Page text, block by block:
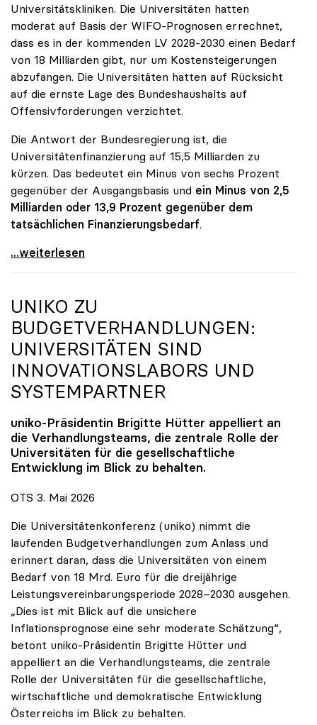
Universitätskliniken. Die Universitäten hatten
moderat auf Basis der WIFO-Prognosen errechnet,
dass es in der kommenden LV 2028-2030 einen Bedarf
von 18 Milliarden gibt, nur um Kostensteigerungen
abzufangen. Die Universitäten hatten auf Rücksicht
auf die ernste Lage des Bundeshaushalts auf
Offensivforderungen verzichtet.
Die Antwort der Bundesregierung ist, die
Universitätenfinanzierung auf 15,5 Milliarden zu
kürzen. Das bedeutet ein Minus von sechs Prozent
gegenüber der Ausgangsbasis und ein Minus von 2,5
Milliarden oder 13,9 Prozent gegenüber dem
tatsächlichen Finanzierungsbedarf.
\"Österreich ist für die heimischen Universitäten
...weiterlesen
UNIKO ZU
BUDGETVERHANDLUNGEN:
UNIVERSITÄTEN SIND
INNOVATIONSLABORS UND
SYSTEMPARTNER
uniko-Präsidentin Brigitte Hütter appelliert an
die Verhandlungsteams, die zentrale Rolle der
Universitäten für die gesellschaftliche
Entwicklung im Blick zu behalten.
OTS 3. Mai 2026
Die Universitätenkonferenz (uniko) nimmt die
laufenden Budgetverhandlungen zum Anlass und
erinnert daran, dass die Universitäten von einem
Bedarf von 18 Mrd. Euro für die dreijährige
Leistungsvereinbarungsperiode 2028–2030 ausgehen.
„Dies ist mit Blick auf die unsichere
Inflationsprognose eine sehr moderate Schätzung“,
betont uniko-Präsidentin Brigitte Hütter und
appelliert an die Verhandlungsteams, die zentrale
Rolle der Universitäten für die gesellschaftliche,
wirtschaftliche und demokratische Entwicklung
Österreichs im Blick zu behalten.